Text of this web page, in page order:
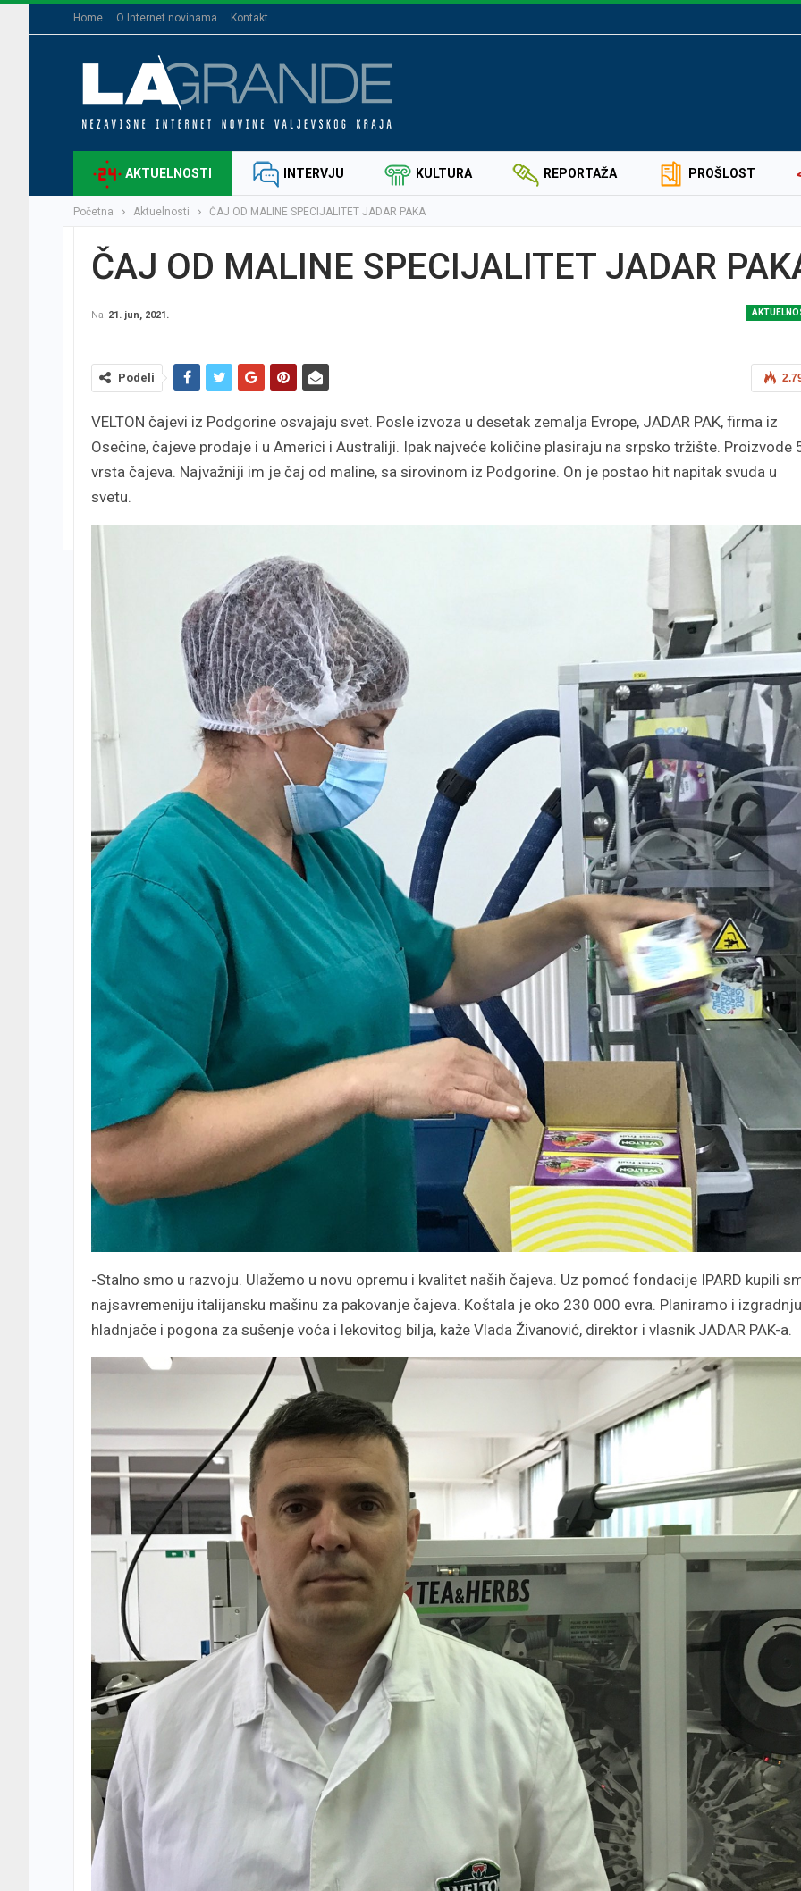
Home O Internet novinama Kontakt
AKTUELNOSTI INTERVJU KULTURA REPORTAŽA PROŠLOST
Početna Aktuelnosti ČAJ OD MALINE SPECIJALITET JADAR PAKA
ČAJ OD MALINE SPECIJALITET JADAR
Na 21. jun, 2021.
Podeli
VELTON čajevi iz Podgorine osvajaju svet. Posle izvoza u desetak zemalja Evrope, JADAR PAK, firma iz
Osečine, čajeve prodaje i u Americi i Australiji. Ipak najveće količine plasiraju na srpsko tržište. Proizvode
vrsta čajeva. Najvažniji im je čaj od maline, sa sirovinom iz Podgorine. On je postao hit napitak svuda u
svetu.
-Stalno smo u razvoju. Ulažemo u novu opremu i kvalitet naših čajeva. Uz pomoć fondacije IPARD kupili
najsavremeniju italijansku mašinu za pakovanje čajeva. Koštala je oko 230 000 evra. Planiramo i izgradnju
hladnjače i pogona za sušenje voća i lekovitog bilja, kaže Vlada Živanović, direktor i vlasnik JADAR PAK-a.
NIKOLAJEVIĆ IZ SELA
PRIMERNA ULICA SA PUNO
LJIŽANI POŠTUJU JUNAKA
KOŠARA